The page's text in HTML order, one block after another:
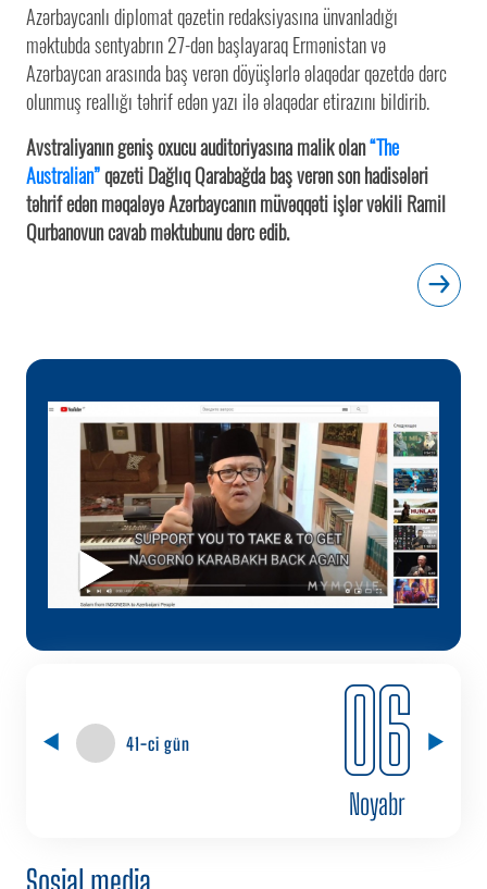
Avstraliyanın geniş oxucu auditoriyasına malik olan“The
Australian”qəzeti Dağlıq Qarabağda baş verən son hadisələri
təhrif edən məqaləyə Azərbaycanın müvəqqəti işlər vəkili Ramil
Qurbanovun cavab məktubunu dərc edib.
Azərbaycanlı diplomat qəzetin redaksiyasına ünvanladığı
məktubda sentyabrın 27-dən başlayaraq Ermənistan və
Azərbaycan arasında baş verən döyüşlərlə əlaqədar qəzetdə dərc
olunmuş reallığı təhrif edən yazı ilə əlaqədar etirazını bildirib.
41-ci gün 06
Noyabr